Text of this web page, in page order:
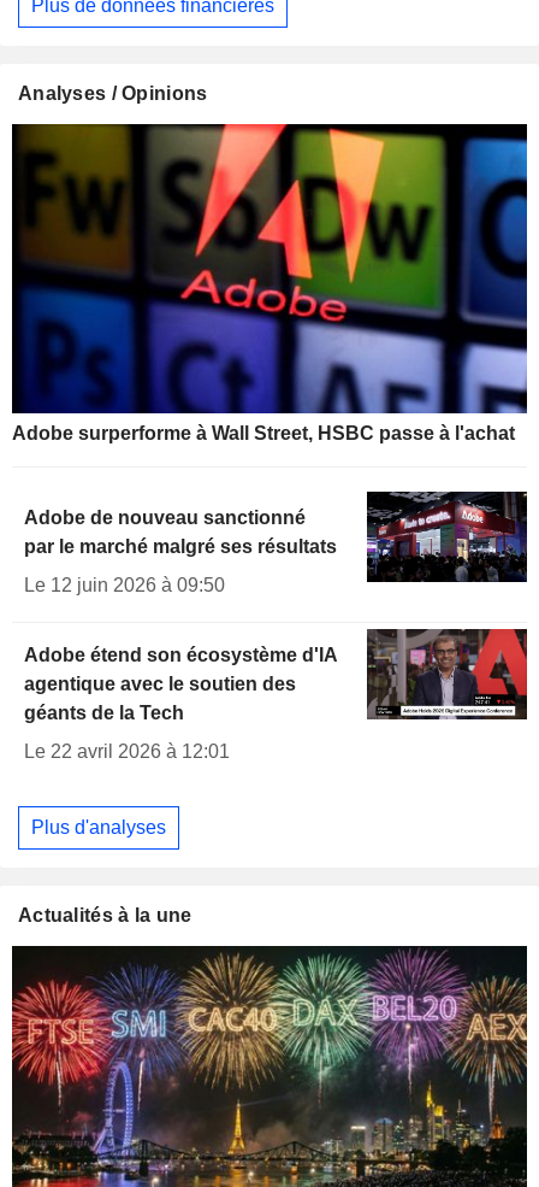
Plus de données financières
Analyses / Opinions
Adobe surperforme à Wall Street, HSBC passe à l'achat
Adobe de nouveau sanctionné
par le marché malgré ses résultats
Le 12 juin 2026 à 09:50
Adobe étend son écosystème d'IA
agentique avec le soutien des
géants de la Tech
Le 22 avril 2026 à 12:01
Plus d'analyses
Actualités à la une